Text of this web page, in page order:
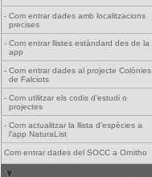
- Com entrar dades amb localitzacions
precises
- Com entrar llistes estàndard des de la
app
- Com entrar dades al projecte Colònies
de Falciots
- Com utilitzar els codis d'estudi o
projectes
- Com actualitzar la llista d'espècies a
l'app NaturaList
Com entrar dades del SOCC a Ornitho